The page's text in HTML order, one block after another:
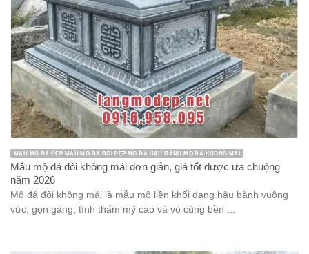
MẪU MỘ ĐÁ ĐẸP MẪU MỘ ĐÁ ĐÔI ĐẸP MỘ ĐÁ HẬU BÀNH MỘ ĐÁ KHÔNG MÁI
Mẫu mộ đá đôi không mái đơn giản, giá tốt được ưa chuộng
năm 2026
Mộ đá đôi không mái là mẫu mộ liền khối dạng hậu bành vuông
vức, gọn gàng, tính thẩm mỹ cao và vô cùng bền ...